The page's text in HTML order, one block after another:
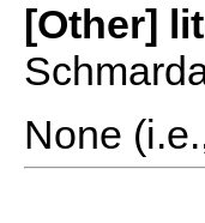
[Other]
None